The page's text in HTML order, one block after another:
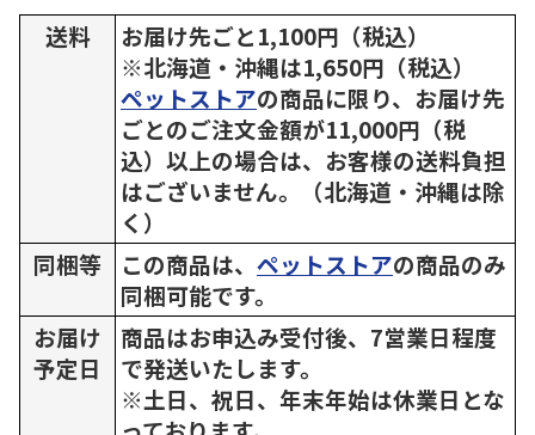
送料
お届け先ごと1,100円（税込）
※北海道・沖縄は1,650円（税込）
ペットストアの商品に限り、お届け先
ごとのご注文金額が11,000円（税
込）以上の場合は、お客様の送料負担
はございません。（北海道・沖縄は除
く）
同梱等
この商品は、 ペットストアの商品のみ
同梱可能です。
お届け
予定日
商品はお申込み受付後、7営業日程度
で発送いたします。
※土日、祝日、年末年始は休業日とな